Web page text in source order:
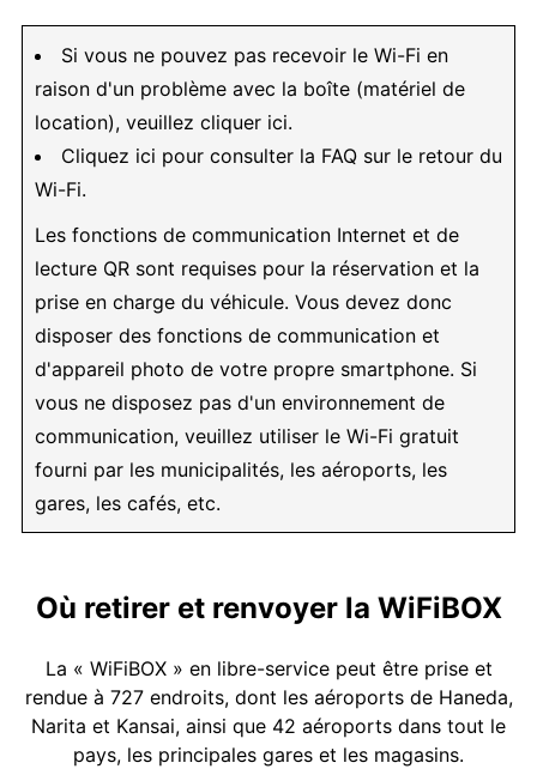
Si vous ne pouvez pas recevoir le Wi-Fi en
raison d'un problème avec la boîte (matériel de
location), veuillez cliquer ici.
Cliquez ici pour consulter la FAQ sur le retour du
Wi-Fi.
Les fonctions de communication Internet et de
lecture QR sont requises pour la réservation et la
prise en charge du véhicule. Vous devez donc
disposer des fonctions de communication et
d'appareil photo de votre propre smartphone. Si
vous ne disposez pas d'un environnement de
communication, veuillez utiliser le Wi-Fi gratuit
fourni par les municipalités, les aéroports, les
gares, les cafés, etc.
Où retirer et renvoyer la WiFiBOX
La « WiFiBOX » en libre-service peut être prise et
rendue à 727 endroits, dont les aéroports de Haneda,
Narita et Kansai, ainsi que 42 aéroports dans tout le
pays, les principales gares et les magasins.